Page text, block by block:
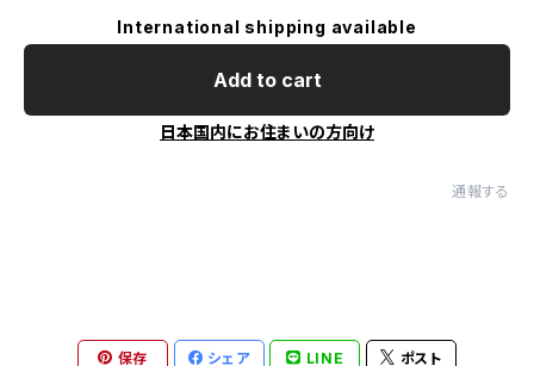
International shipping available
Add to cart
日本国内にお住まいの方向け
通報する
保存 シェア LINE ポスト